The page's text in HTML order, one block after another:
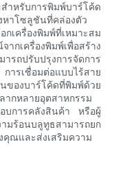
ำหรับการพิมพ์บาร์โค้ด
หาโซลูชันที่คล่องตัว
เครื่องพิมพ์ที่เหมาะสม
ากเครื่องพิมพ์เพื่อสร้าง
ถปรับปรุงการจัดการ
ารเชื่อมต่อแบบไร้สาย
องบาร์โค้ดที่พิมพ์ด้วย
ากหลายอุตสาหกรรม
บการคลังสินค้า หรือผู้
ร้อนบลูทูธสามารถยก
คุณและส่งเสริมความ